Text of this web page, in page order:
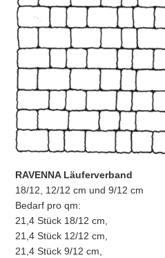
RAVENNA Läuferverband
18/12, 12/12 cm und 9/12 cm
Bedarf pro qm:
21,4 Stück 18/12 cm,
21,4 Stück 12/12 cm,
21,4 Stück 9/12 cm,